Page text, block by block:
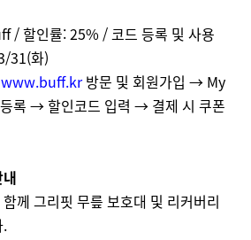
/ 할인률: 25% / 코드 등록 및 사용
31(화)
www.buff.kr방문 및 회원가입 → My
록 → 할인코드 입력 → 결제 시 쿠폰
께 그리핏 무릎 보호대 및 리커버리
.